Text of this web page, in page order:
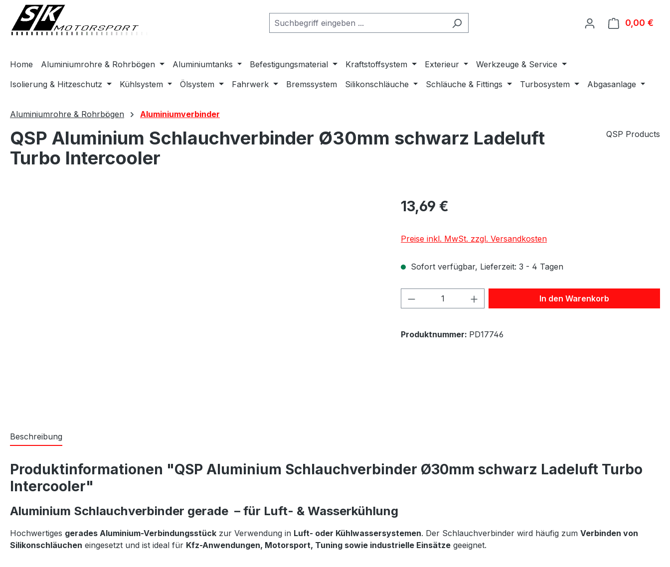
Zur Hauptnavigation springen
0,00 €
Home Aluminiumrohre & Rohrbögen Aluminiumtanks Befestigungsmaterial Kraftstoffsystem Exterieur
Werkzeuge & Service
Isolierung & Hitzeschutz
Kühlsystem Ölsystem Fahrwerk Bremssystem Silikonschläuche Schläuche & Fittings Turbosystem Abgasanlage
Aluminiumrohre & Rohrbögen Aluminiumverbinder
QSP Aluminium Schlauchverbinder Ø30mm schwarz Ladeluft
Turbo Intercooler
QSP Products
13,69 €
Preise inkl. MwSt. zzgl. Versandkosten
Sofort verfügbar, Lieferzeit: 3 - 4 Tagen
Produkt Anzahl: Gib den gewünschten Wert
In den Warenkorb
Produktnummer: PD17746
Beschreibung
Produktinformationen "QSP Aluminium Schlauchverbinder Ø30mm schwarz Ladeluft Turbo
Intercooler"
Aluminium Schlauchverbinder gerade – für Luft- & Wasserkühlung
Hochwertiges gerades Aluminium-Verbindungsstück zur Verwendung in Luft- oder Kühlwassersystemen. Der Schlauchverbinder wird häufig zum Verbinden von
Silikonschläuchen eingesetzt und ist ideal für Kfz-Anwendungen, Motorsport, Tuning sowie industrielle Einsätze geeignet.